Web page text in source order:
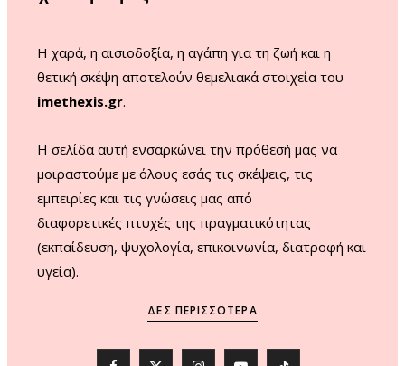
Η χαρά, η αισιοδοξία, η αγάπη για τη ζωή και η
θετική σκέψη αποτελούν θεμελιακά στοιχεία του
imethexis.gr.
H σελίδα αυτή ενσαρκώνει την πρόθεσή μας να
μοιραστούμε με όλους εσάς τις σκέψεις, τις
εμπειρίες και τις γνώσεις μας από
διαφορετικές πτυχές της πραγματικότητας
(εκπαίδευση, ψυχολογία, επικοινωνία, διατροφή και
υγεία).
ΔΕΣ ΠΕΡΙΣΣΌΤΕΡΑ